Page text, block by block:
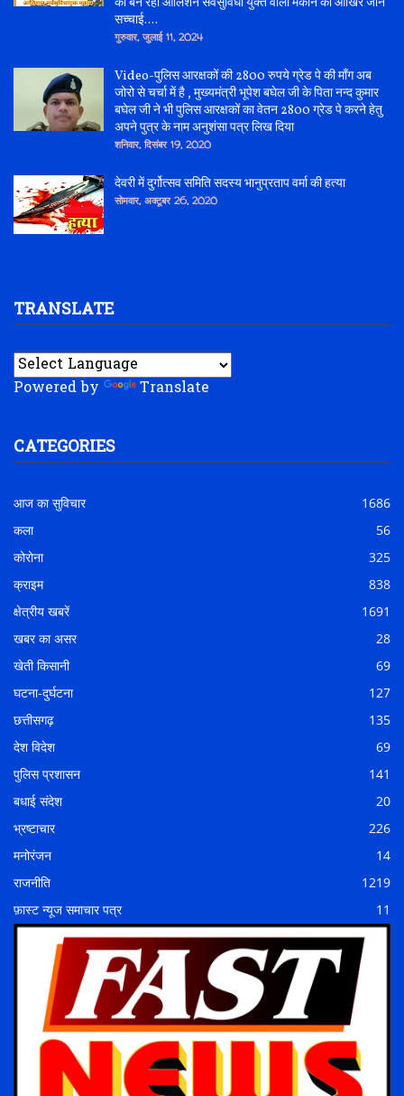
सच्चाई....
गुरुवार, जुलाई 11, 2024
Video-पुलिस आरक्षकों की 2800 रुपये ग्रेड पे की माँग अब
जोरो से चर्चा में है , मुख्यमंत्री भूपेश बघेल जी के पिता नन्द कुमार
बघेल जी ने भी पुलिस आरक्षकों का वेतन 2800 ग्रेड पे करने हेतु
अपने पुत्र के नाम अनुशंसा पत्र लिख दिया
शनिवार, दिसंबर 19, 2020
देवरी में दुर्गोत्सव समिति सदस्य भानुप्रताप वर्मा की हत्या
सोमवार, अक्टूबर 26, 2020
TRANSLATE
Powered by Translate
CATEGORIES
आज का सुविचार
1686
कला
56
कोरोना
325
क्राइम
838
क्षेत्रीय खबरें
1691
खबर का असर
28
खेती किसानी
69
घटना-दुर्घटना
127
छत्तीसगढ़
135
देश विदेश
69
पुलिस प्रशासन
141
बधाई संदेश
20
भ्रष्टाचार
226
मनोरंजन
14
राजनीति
1219
फ़ास्ट न्यूज समाचार पत्र
11